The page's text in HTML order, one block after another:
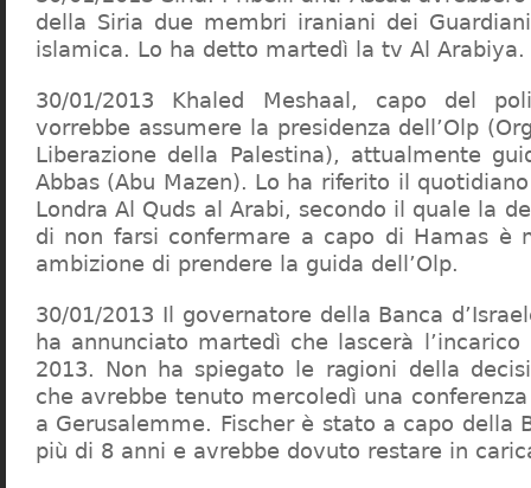
della Siria due membri iraniani dei
islamica. Lo ha detto martedì la tv Al Arabiya.
30/01/2013 Khaled Meshaal, capo del
vorrebbe assumere la presidenza dell’Olp
Liberazione della Palestina), attualmente
Abbas (Abu Mazen). Lo ha riferito il
Londra Al Quds al Arabi, secondo il quale la
di non farsi confermare a capo di Hamas è
ambizione di prendere la guida dell’Olp.
30/01/2013 Il governatore della Banca
ha annunciato martedì che lascerà
2013. Non ha spiegato le ragioni della
che avrebbe tenuto mercoledì una
a Gerusalemme. Fischer è stato a capo della
più di 8 anni e avrebbe dovuto restare in